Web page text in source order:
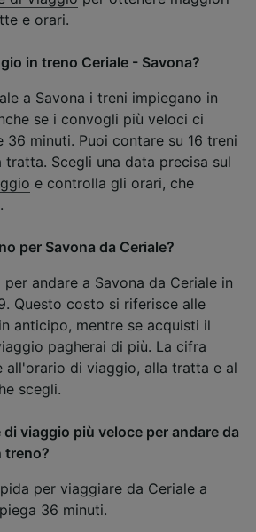
e orari.
in treno Ceriale - Savona?
a Savona i treni impiegano in
se i convogli più veloci ci
36 minuti. Puoi contare su 16 treni
tratta. Scegli una data precisa sul
e controlla gli orari, che
per Savona da Ceriale?
andare a Savona da Ceriale in
Questo costo si riferisce alle
anticipo, mentre se acquisti il
pagherai di più. La cifra
all'orario di viaggio, alla tratta e al
scegli.
viaggio più veloce per andare da
treno?
per viaggiare da Ceriale a
36 minuti.